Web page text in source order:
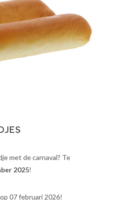
met de carnaval? Te
2025!
07 februari 2026!